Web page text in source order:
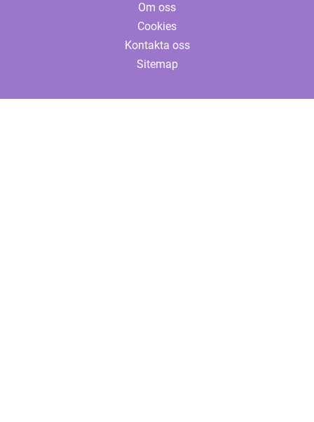
Om oss
Cookies
Kontakta oss
Sitemap